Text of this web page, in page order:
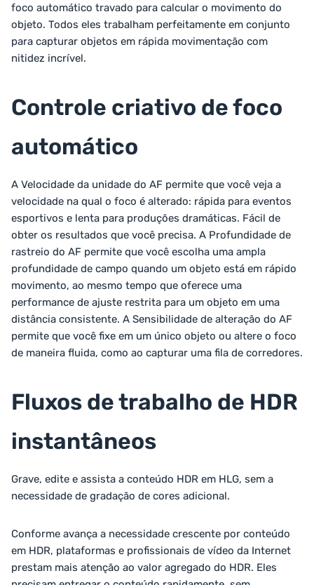
foco automático travado para calcular o movimento do
objeto. Todos eles trabalham perfeitamente em conjunto
para capturar objetos em rápida movimentação com
nitidez incrível.
Controle criativo de foco
automático
A Velocidade da unidade do AF permite que você veja a
velocidade na qual o foco é alterado: rápida para eventos
esportivos e lenta para produções dramáticas. Fácil de
obter os resultados que você precisa. A Profundidade de
rastreio do AF permite que você escolha uma ampla
profundidade de campo quando um objeto está em rápido
movimento, ao mesmo tempo que oferece uma
performance de ajuste restrita para um objeto em uma
distância consistente. A Sensibilidade de alteração do AF
permite que você fixe em um único objeto ou altere o foco
de maneira fluida, como ao capturar uma fila de corredores.
Fluxos de trabalho de HDR
instantâneos
Grave, edite e assista a conteúdo HDR em HLG, sem a
necessidade de gradação de cores adicional.
Conforme avança a necessidade crescente por conteúdo
em HDR, plataformas e profissionais de vídeo da Internet
prestam mais atenção ao valor agregado do HDR. Eles